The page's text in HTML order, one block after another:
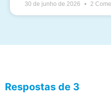
30 de junho de 2026 2
Respostas de 3